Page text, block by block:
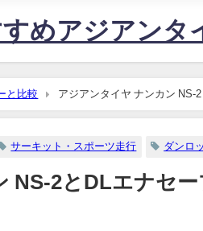
めアジアンタ
と比較 アジアンタイヤ ナンカン
サーキット・スポーツ走行 ダンロ
NS-2とDLエナセ